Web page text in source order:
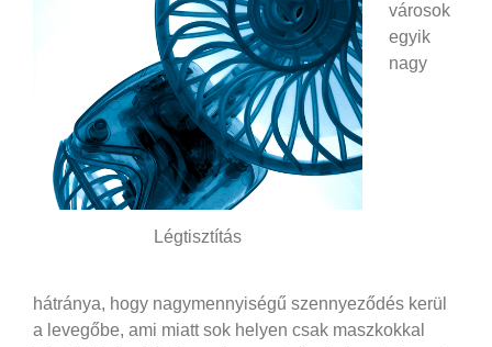
Légtisztítás
városok
egyik
nagy
hátránya, hogy nagymennyiségű szennyeződés kerül
a levegőbe, ami miatt sok helyen csak maszkokkal